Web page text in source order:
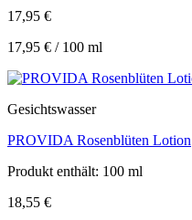
17,95 €
17,95 € / 100 ml
Gesichtswasser
PROVIDA Rosenblüten Lotion
Produkt enthält: 100 ml
18,55 €